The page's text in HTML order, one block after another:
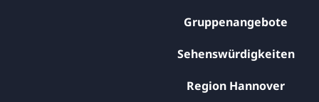
Gruppenangebote
Sehenswürdigkeiten
Region Hannover